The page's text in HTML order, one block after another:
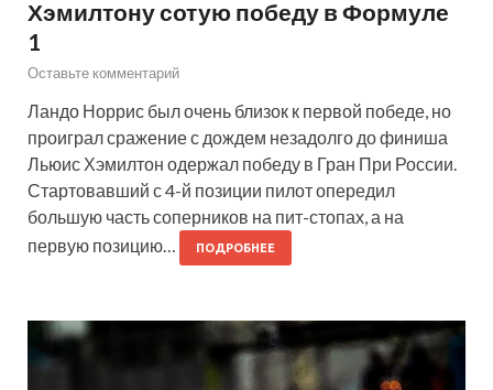
Хэмилтону сотую победу в Формуле
1
Оставьте комментарий
Ландо Норрис был очень близок к первой победе, но
проиграл сражение с дождем незадолго до финиша
Льюис Хэмилтон одержал победу в Гран При России.
Стартовавший с 4-й позиции пилот опередил
большую часть соперников на пит-стопах, а на
первую позицию…
ПОДРОБНЕЕ